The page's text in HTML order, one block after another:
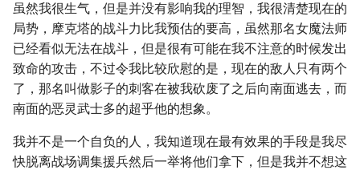
虽然我很生气，但是并没有影响我的理智，我很清楚现在的
局势，摩克塔的战斗力比我预估的要高，虽然那名女魔法师
已经看似无法在战斗，但是很有可能在我不注意的时候发出
致命的攻击，不过令我比较欣慰的是，现在的敌人只有两个
了，那名叫做影子的刺客在被我砍废了之后向南面逃去，而
南面的恶灵武士多的超乎他的想象。
我并不是一个自负的人，我知道现在最有效果的手段是我尽
快脱离战场调集援兵然后一举将他们拿下，但是我并不想这